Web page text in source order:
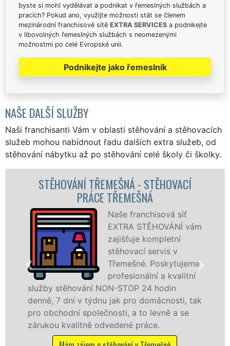
byste si mohl vydělávat a podnikat v řemeslných službách a
pracích? Pokud ano, využijte možnosti stát se členem
mezinárodní franchisové sítě EXTRA SERVICES a podnikejte
v libovolných řemeslných službách s neomezenými
možnostmi po celé Evropské unii.
Podnikejte jako řemeslník
NAŠE DALŠÍ SLUŽBY
Naši franchisanti Vám v oblasti stěhování a stěhovacích
služeb mohou nabídnout řadu dalších extra služeb, od
stěhování nábytku až po stěhování celé školy či školky.
vám
kvalitní
tak
a se
STĚHOVACÍ SLUŽBA
STĚHOVACÍ FIRMA
stěhovací
speciální
technikou.
služby zajišťujeme domácnostem i
celém okresu Bruntál se zárukou
franchisové sítě EXTRA STĚHOVÁNÍ.
Nabízíme stěhovací služby NON-
včetně víkendů a svátků bez